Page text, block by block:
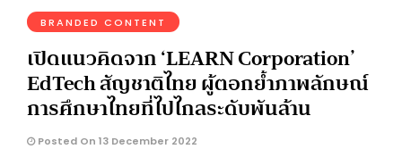
BRANDED CONTENT
เปิดแนวคิดจาก ‘LEARN Corporation’
EdTech สัญชาติไทย ผู้ตอกย้ำภาพลักษณ์
การศึกษาไทยที่ไปไกลระดับพันล้าน
Posted On 13 December 2022